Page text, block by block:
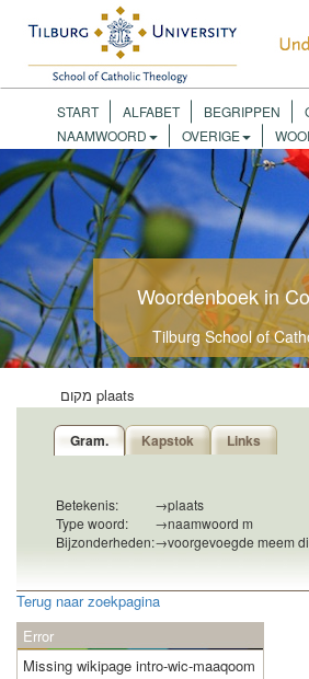
START ALFABET BEGRIPPEN
NAAMWOORD
OVERIGE
Woordenboek in
Tilburg School of
מקום plaats
Gram. Kapstok Links
Betekenis: →plaats
Type woord:
→naamwoord m
Bijzonderheden:→voorgevoegde meem
Terug naar zoekpagina
Error
Missing wikipage intro-wic-maaqoom